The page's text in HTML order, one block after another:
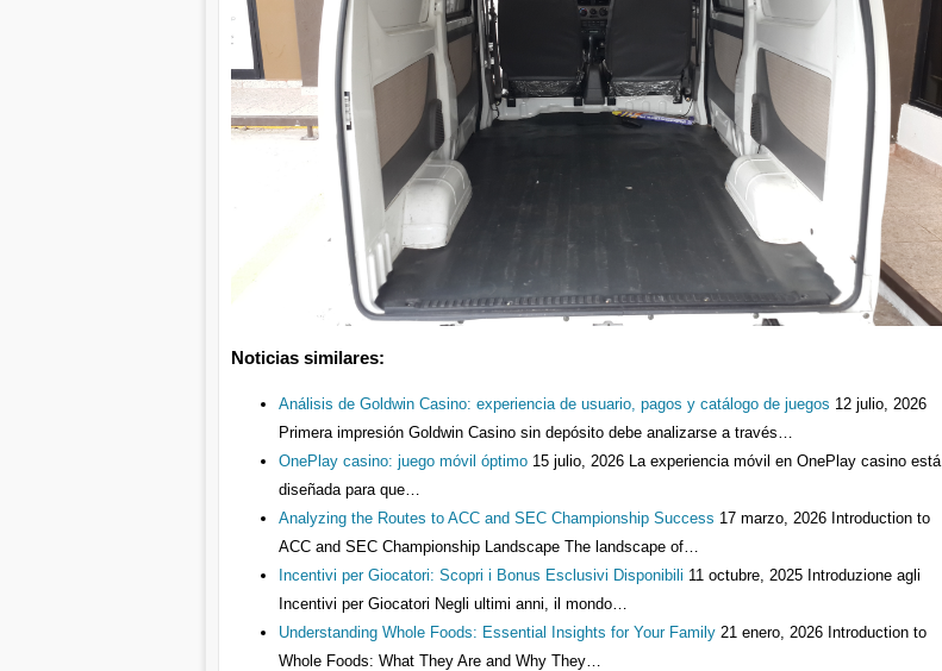
Noticias similares:
Análisis de Goldwin Casino: experiencia de usuario, pagos y catálogo de juegos 12 julio, 2026
Primera impresión Goldwin Casino sin depósito debe analizarse a través…
OnePlay casino: juego móvil óptimo 15 julio, 2026
La experiencia móvil en OnePlay casino está
diseñada para que…
Analyzing the Routes to ACC and SEC Championship Success 17 marzo, 2026 Introduction to
ACC and SEC Championship Landscape The landscape of…
Incentivi per Giocatori: Scopri i Bonus Esclusivi Disponibili 11 octubre, 2025 Introduzione agli
Incentivi per Giocatori Negli ultimi anni, il mondo…
Understanding Whole Foods: Essential Insights for Your Family 21 enero, 2026 Introduction to
Whole Foods: What They Are and Why They…